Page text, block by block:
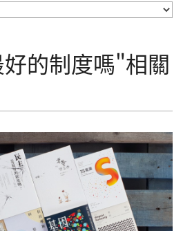
的制度嗎"相關